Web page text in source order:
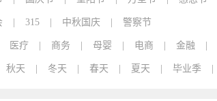
315 中秋国庆 警察节
医疗 商务 母婴 电商 金融
秋天 冬天 春天 夏天 毕业季